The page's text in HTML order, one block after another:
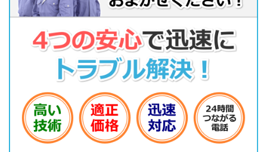
町 / 照光町 / 白沢町 / 白砂町 / 城山町 / 新川町 / 新道
町 / 末広町 / 洲先町 / 須磨町 / 住吉町 / 千福町 / 善明
町 / 宝町 / 竹原町 / 田尻町 / 立山町 / 棚尾本町 / 玉津
浦町 / 築山町 / 鶴見町 / 天神町 / 天王町 / 道場山町 /
鳥追町 / 中江町 / 中後町 / 中田町 / 中町 / 中松町 / 中
山町 / 縄手町 / 錦町 / 西浜町 / 西山町 / 日進町 / 二本
寺町 / 浜町 / 半崎町 / 東浦町 / 東山町 / 平山町 / 広見
町 / 吹上町 / 福清水町 / 伏見町 / 札木町 / 舟江町 / 踏
分町 / 古川町 / 平七町 / 平和町 / 堀方町 / 本郷町 / 前
浜町 / 松江町 / 松原町 / 松本町 / 丸山町 / 見合町 / 岬